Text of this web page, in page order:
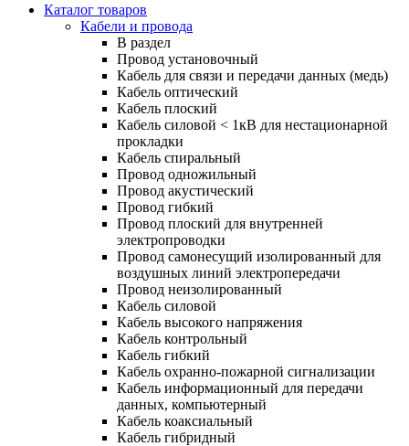
Каталог товаров
Кабели и провода
В раздел
Провод установочный
Кабель для связи и передачи данных (медь)
Кабель оптический
Кабель плоский
Кабель силовой < 1кВ для нестационарной
прокладки
Кабель спиральный
Провод одножильный
Провод акустический
Провод гибкий
Провод плоский для внутренней
электропроводки
Провод самонесущий изолированный для
воздушных линий электропередачи
Провод неизолированный
Кабель силовой
Кабель высокого напряжения
Кабель контрольный
Кабель гибкий
Кабель охранно-пожарной сигнализации
Кабель информационный для передачи
данных, компьютерный
Кабель коаксиальный
Кабель гибридный